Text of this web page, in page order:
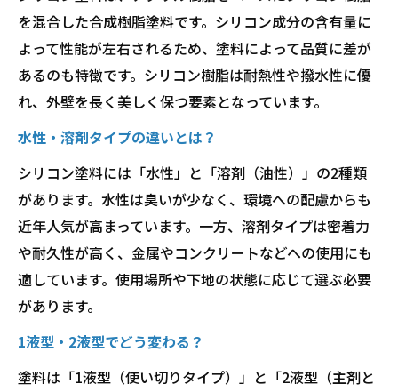
を混合した合成樹脂塗料です。シリコン成分の含有量に
よって性能が左右されるため、塗料によって品質に差が
あるのも特徴です。シリコン樹脂は耐熱性や撥水性に優
れ、外壁を長く美しく保つ要素となっています。
水性・溶剤タイプの違いとは？
シリコン塗料には「水性」と「溶剤（油性）」の2種類
があります。水性は臭いが少なく、環境への配慮からも
近年人気が高まっています。一方、溶剤タイプは密着力
や耐久性が高く、金属やコンクリートなどへの使用にも
適しています。使用場所や下地の状態に応じて選ぶ必要
があります。
1液型・2液型でどう変わる？
塗料は「1液型（使い切りタイプ）」と「2液型（主剤と